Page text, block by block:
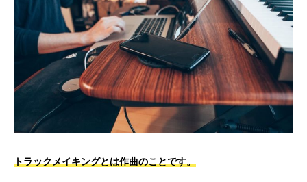
トラックメイキングとは作曲のことです。